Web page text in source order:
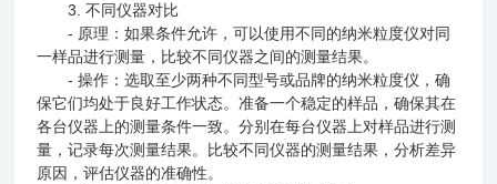
3. 不同仪器对比
- 原理：如果条件允许，可以使用不同的纳米粒度仪对同
一样品进行测量，比较不同仪器之间的测量结果。
- 操作：选取至少两种不同型号或品牌的纳米粒度仪，确
保它们均处于良好工作状态。准备一个稳定的样品，确保其在
各台仪器上的测量条件一致。分别在每台仪器上对样品进行测
量，记录每次测量结果。比较不同仪器的测量结果，分析差异
原因，评估仪器的准确性。